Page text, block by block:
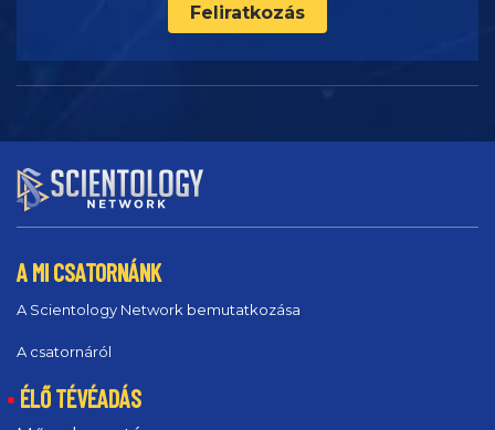
Feliratkozás
A MI CSATORNÁNK
A Scientology Network bemutatkozása
A csatornáról
ÉLŐ TÉVÉADÁS